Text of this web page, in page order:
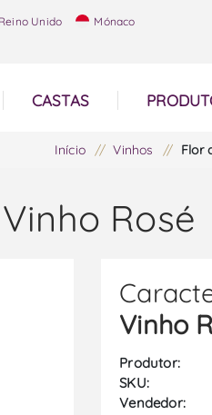
Reino Unido Mónaco
CASTAS
Início / Vinhos / Flor
Rosé
Vinho
Produtor:
SKU:
Vendedor: